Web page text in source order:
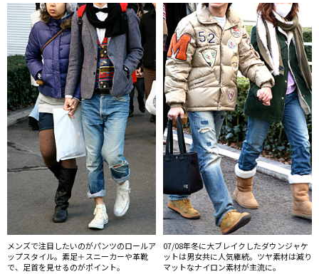
メンズで注目したいのがパンツのロールア
ップスタイル。素足＋スニーカーや革靴
で、足首を見せるのがポイント。
07/08年冬に大ブレイクしたダウンジャケ
ットは男女共に人気継続。ツヤ素材は減り
マットなナイロン素材が主流に。